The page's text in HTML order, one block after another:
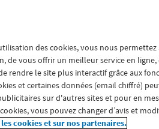
3 agences Macif
des cookies, vous nous
de vous offrir un meilleur service en
rendre le site plus interactif grâce aux
et certaines données (email chiffré)
sur d'autres sites et pour en
vous pouvez changer d’avis et
cookies et sur nos partenaires.